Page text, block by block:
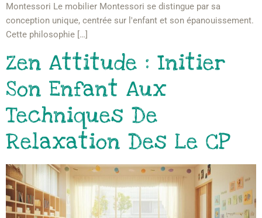
Montessori Le mobilier Montessori se distingue par sa
conception unique, centrée sur l'enfant et son épanouissement.
Cette philosophie […]
Zen Attitude : Initier
Son Enfant Aux
Techniques De
Relaxation Des Le CP